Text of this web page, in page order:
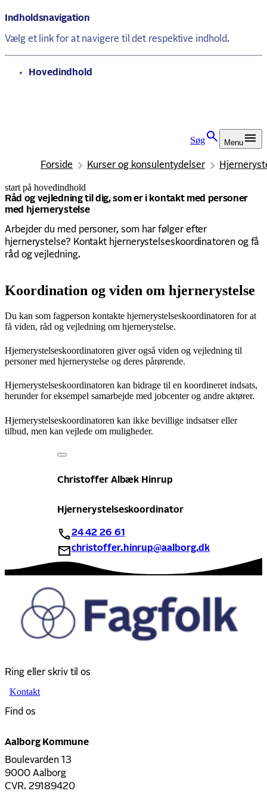
Indholdsnavigation
Vælg et link for at navigere til det respektive indhold.
gå til
Hovedindhold
Søg Menu
Forside Kurser og konsulentydelser
start på hovedindhold
Råd og vejledning til dig, som er i kontakt med personer
med hjernerystelse
Arbejder du med personer, som har følger efter
hjernerystelse? Kontakt hjernerystelseskoordinatoren og få
råd og vejledning.
senest opdateret 14. januar 2026
Koordination og viden om hjernerystelse
Du kan som fagperson kontakte hjernerystelseskoordinatoren for at
få viden, råd og vejledning om hjernerystelse.
Hjernerystelseskoordinatoren giver også viden og vejledning til
personer med hjernerystelse og deres pårørende.
Hjernerystelseskoordinatoren kan bidrage til en koordineret indsats,
herunder for eksempel samarbejde med jobcenter og andre aktører.
Hjernerystelseskoordinatoren kan ikke bevillige indsatser eller
tilbud, men kan vejlede om muligheder.
Christoffer Albæk Hinrup
Hjernerystelseskoordinator
24 42 26 61
christoffer.hinrup@aalborg.dk
Ring eller skriv til os
Kontakt
Find os
Aalborg Kommune
Boulevarden 13
9000 Aalborg
CVR. 29189420